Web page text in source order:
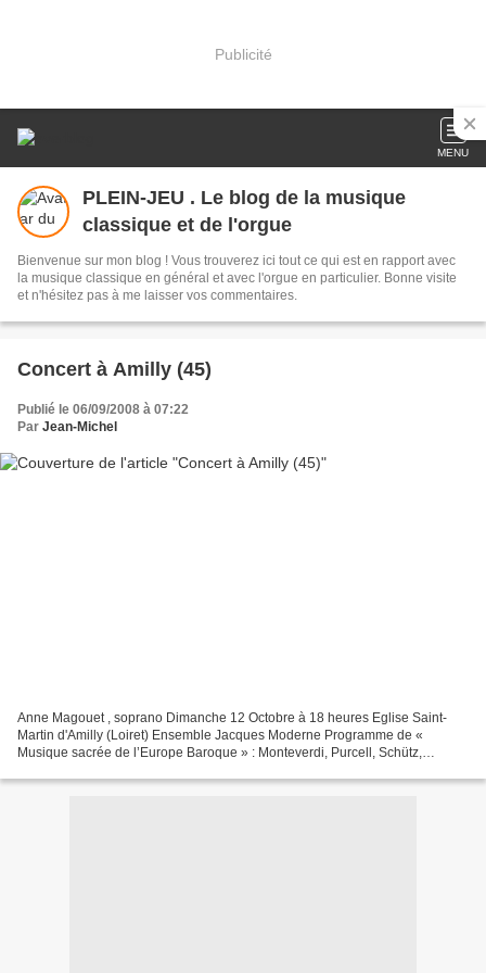
Publicité
MENU
PLEIN-JEU . Le blog de la musique
classique et de l'orgue
Bienvenue sur mon blog ! Vous trouverez ici tout ce qui est en rapport avec
la musique classique en général et avec l'orgue en particulier. Bonne visite
et n'hésitez pas à me laisser vos commentaires.
Concert à Amilly (45)
Publié le 06/09/2008 à 07:22
Par Jean-Michel
Anne Magouet , soprano Dimanche 12 Octobre à 18 heures Eglise Saint-
Martin d'Amilly (Loiret) Ensemble Jacques Moderne Programme de «
Musique sacrée de l’Europe Baroque » : Monteverdi, Purcell, Schütz,